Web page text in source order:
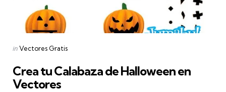
Categories
Posted
inVectores Gratis
Crea tu Calabaza de Halloween en
Vectores